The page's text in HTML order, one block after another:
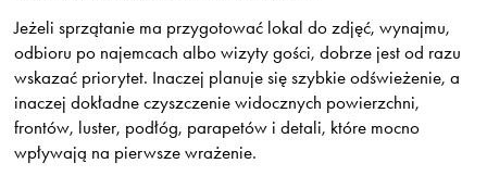
Jeżeli sprzątanie ma przygotować lokal do zdjęć, wynajmu,
odbioru po najemcach albo wizyty gości, dobrze jest od razu
wskazać priorytet. Inaczej planuje się szybkie odświeżenie, a
inaczej dokładne czyszczenie widocznych powierzchni,
frontów, luster, podłóg, parapetów i detali, które mocno
wpływają na pierwsze wrażenie.